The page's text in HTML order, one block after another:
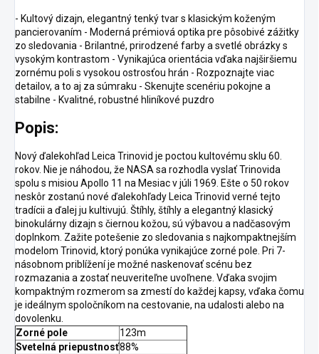
- Kultový dizajn, elegantný tenký tvar s klasickým koženým
pancierovaním - Moderná prémiová optika pre pôsobivé zážitky
zo sledovania - Brilantné, prirodzené farby a svetlé obrázky s
vysokým kontrastom - Vynikajúca orientácia vďaka najširšiemu
zornému poli s vysokou ostrosťou hrán - Rozpoznajte viac
detailov, a to aj za súmraku - Skenujte scenériu pokojne a
stabilne - Kvalitné, robustné hliníkové puzdro
Popis:
Nový ďalekohľad Leica Trinovid je poctou kultovému sklu 60.
rokov. Nie je náhodou, že NASA sa rozhodla vyslať Trinovida
spolu s misiou Apollo 11 na Mesiac v júli 1969. Ešte o 50 rokov
neskôr zostanú nové ďalekohľady Leica Trinovid verné tejto
tradícii a ďalej ju kultivujú. Štíhly, štíhly a elegantný klasický
binokulárny dizajn s čiernou kožou, sú výbavou a nadčasovým
doplnkom. Zažite potešenie zo sledovania s najkompaktnejším
modelom Trinovid, ktorý ponúka vynikajúce zorné pole. Pri 7-
násobnom priblížení je možné naskenovať scénu bez
rozmazania a zostať neuveriteľne uvoľnene. Vďaka svojim
kompaktným rozmerom sa zmestí do každej kapsy, vďaka čomu
je ideálnym spoločníkom na cestovanie, na udalosti alebo na
dovolenku.
Zorné pole
123m
Svetelná priepustnosť88%